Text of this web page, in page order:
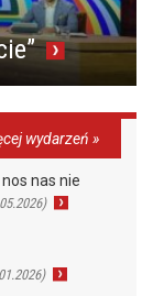
wydarzeń »
nas nie